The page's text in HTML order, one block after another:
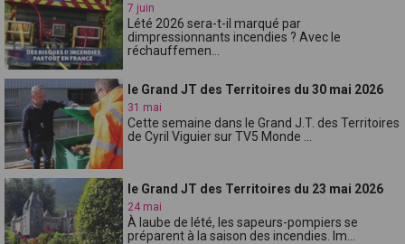
7 juin
Lété 2026 sera-t-il marqué par
dimpressionnants incendies ? Avec le
réchauffemen...
le Grand JT des Territoires du 30 mai 2026
31 mai
Cette semaine dans le Grand J.T. des Territoires
de Cyril Viguier sur TV5 Monde ...
le Grand JT des Territoires du 23 mai 2026
24 mai
À laube de lété, les sapeurs-pompiers se
préparent à la saison des incendies. Im...